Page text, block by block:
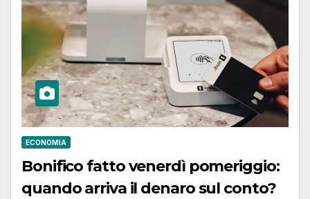
ECONOMIA
Bonifico fatto venerdì pomeriggio:
quando arriva il denaro sul conto?